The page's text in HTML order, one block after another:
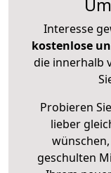
Interesse
kostenlose
die innerhalb
Probieren
lieber
geschulten